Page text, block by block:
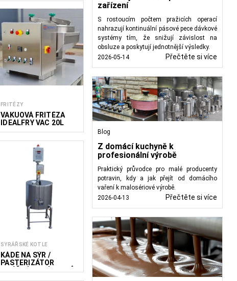
FRITÉZY
VAKUOVÁ FRITÉZA
IDEALFRY VAC 20L
SYRÁŘSKÉ KOTLE
KÁDĚ NA SÝR /
PASTERIZÁTOR
MLÉČNÝCH VÝROBKŮ
zařízení
S rostoucím počtem pražicích operací
nahrazují kontinuální pásové pece dávkové
systémy tím, že snižují závislost na
obsluze a poskytují jednotnější výsledky.
2026-05-14
Přečtěte si více
Blog
Z domácí kuchyně k
profesionální výrobě
Praktický průvodce pro malé producenty
potravin, kdy a jak přejít od domácího
vaření k malosériové výrobě.
2026-04-13
Přečtěte si více